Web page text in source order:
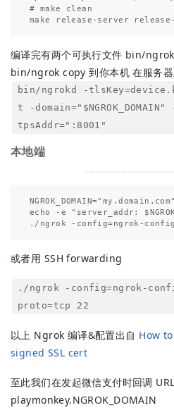
# make clean
编译完有两个可执行文件 bin/
bin/ngrok copy 到你本机 在服务
bin/ngrokd -
t -
tpsAddr=":8001"
本地端
NGROK_DOMAIN="my.domain.com"
echo -e "server_addr:
或者用 SSH forwarding
./ngrok -config=ngrok-
proto=tcp 22
以上 Ngrok 编译&配置出自 How
signed SSL cert
至此我们在发起微信支付时回调
playmonkey.NGROK_DOMAIN